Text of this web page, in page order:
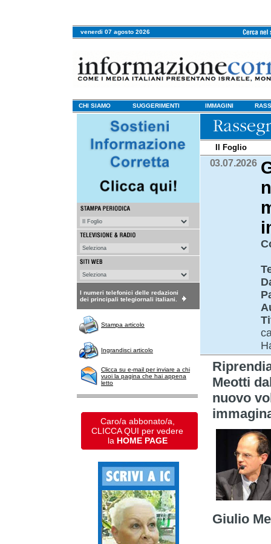
venerdi 07 agosto 2026
CHI SIAMO SUGGERIMENTI IMMAGINI
I numeri telefonici delle redazioni
dei principali telegiornali italiani.
Stampa articolo
Ingrandisci articolo
Clicca su e-mail per inviare a chi
vuoi la pagina che hai appena
letto
Caro/a abbonato/a,
CLICCA QUI per vedere
la HOME PAGE
Il Foglio
03.07.2026
Meotti
nuovo
Giulio